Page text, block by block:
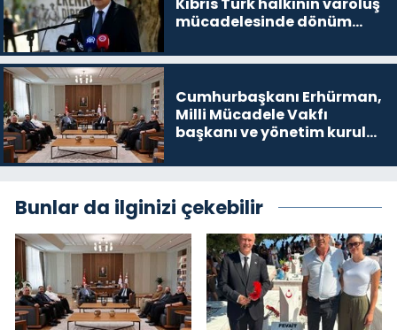
mücadelesinde dönüm
Cumhurbaşkanı Erhürman,
Milli Mücadele Vakfı
başkanı ve yönetim kurulu
Bunlar da ilginizi çekebilir